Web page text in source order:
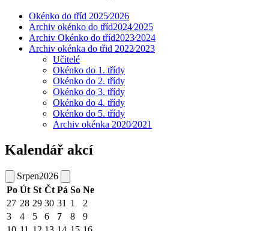
Okénko do tříd 2025⁄2026
Archiv okénko do tříd2024⁄2025
Archiv Okénko do tříd2023⁄2024
Archiv okénka do třid 2022⁄2023
Učitelé
Okénko do 1. třídy
Okénko do 2. třídy
Okénko do 3. třídy
Okénko do 4. třídy
Okénko do 5. třídy
Archiv okénka 2020⁄2021
Kalendář akcí
Srpen2026
Po Út St Čt Pá So Ne
27 28 29 30 31 1
2
3
4 5 6 7 8
9